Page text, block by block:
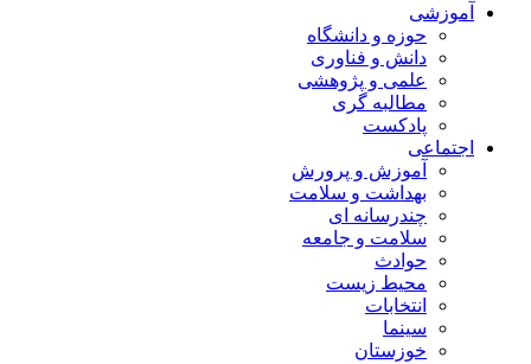
آموزشی
حوزه و دانشگاه
دانش و فناوری
علمی و پژوهشی
مطالبه گری
پادکست
اجتماعی
آموزش و پرورش
بهداشت و سلامت
چندرسانه ای
سلامت و جامعه
حوادث
محیط زیست
انتخابات
سینما
خوزستان